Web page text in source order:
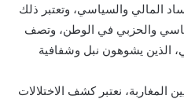
المالي والسياسي، وتعتبر ذلك
والحزبي في الوطن، وتصف
الذين يشوهون نبل وشفافية
المغاربة، نعتبر كشف الاختلالات